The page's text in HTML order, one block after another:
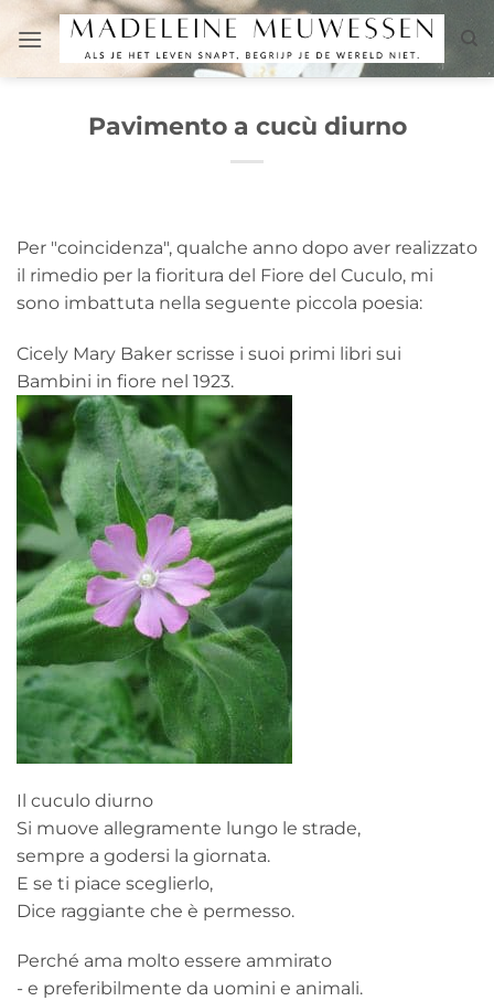
contenuti
Pavimento a cucù diurno
Per "coincidenza", qualche anno dopo aver realizzato
il rimedio per la fioritura del Fiore del Cuculo, mi
sono imbattuta nella seguente piccola poesia:
Cicely Mary Baker scrisse i suoi primi libri sui
Bambini in fiore nel 1923.
Il cuculo diurno
Si muove allegramente lungo le strade,
sempre a godersi la giornata.
E se ti piace sceglierlo,
Dice raggiante che è permesso.
Perché ama molto essere ammirato
- e preferibilmente da uomini e animali.